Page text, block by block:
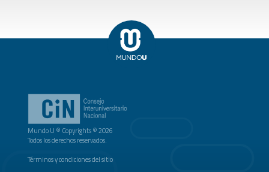
Mundo U ® Copyrights © 2026
Todos los derechos reservados.
Términos y condiciones del sitio